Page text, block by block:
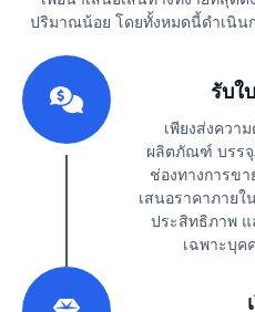
ปริมาณน้อย โดยทั้งหมดนี้ดำเนิน
รับใ
เพียงส่งควา
ผลิตภัณฑ์ บรร
ช่องทางการข
เสนอราคาภายใ
ประสิทธิภาพ แ
เฉพาะบุค